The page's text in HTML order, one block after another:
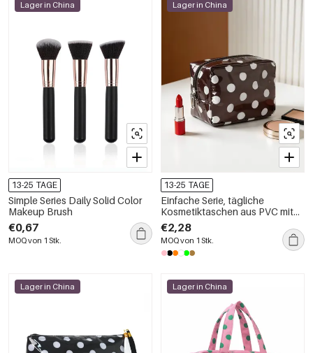
Lager in China
13-25 TAGE
Simple Series Daily Solid Color
Makeup Brush
€0,67
MOQ von 1 Stk.
Lager in China
13-25 TAGE
Einfache Serie, tägliche
Kosmetiktaschen aus PVC mit
Polka Dots in verschiedenen
Farben
€2,28
MOQ von 1 Stk.
Lager in China Lager in China